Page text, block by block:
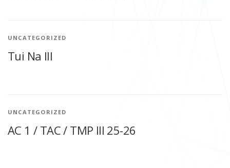
UNCATEGORIZED
Tui Na III
UNCATEGORIZED
AC 1 / TAC / TMP III 25-26